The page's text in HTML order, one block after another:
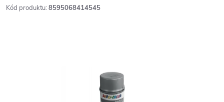
Kód produktu: 8595068414545